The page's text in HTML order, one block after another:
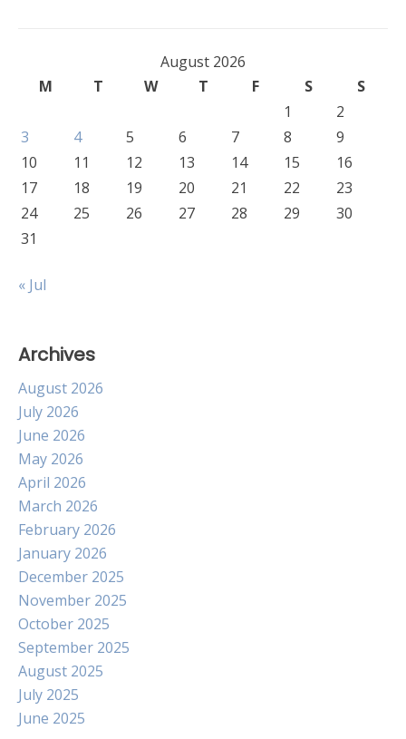
August 2026
M
T W T F S
S
1
2
3
4 5 6 7 8
9
10
11 12 13 14 15
16
17
18 19 20 21 22
23
24
25 26 27 28 29
30
31
« Jul
Archives
August 2026
July 2026
June 2026
May 2026
April 2026
March 2026
February 2026
January 2026
December 2025
November 2025
October 2025
September 2025
August 2025
July 2025
June 2025